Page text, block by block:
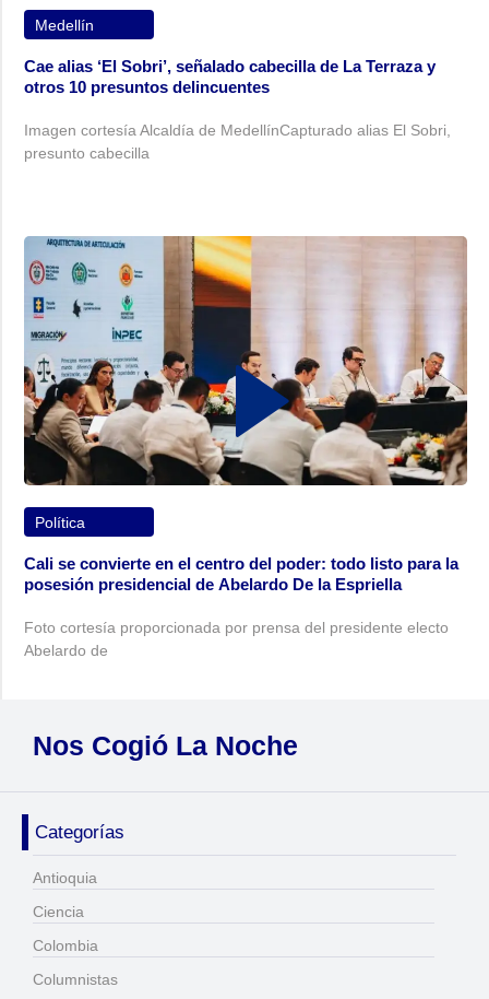
Medellín
Cae alias ‘El Sobri’, señalado cabecilla de La Terraza y
otros 10 presuntos delincuentes
Imagen cortesía Alcaldía de MedellínCapturado alias El Sobri,
presunto cabecilla
Política
Cali se convierte en el centro del poder: todo listo para la
posesión presidencial de Abelardo De la Espriella
Foto cortesía proporcionada por prensa del presidente electo
Abelardo de
Nos Cogió La Noche
Categorías
Antioquia
Ciencia
Colombia
Columnistas